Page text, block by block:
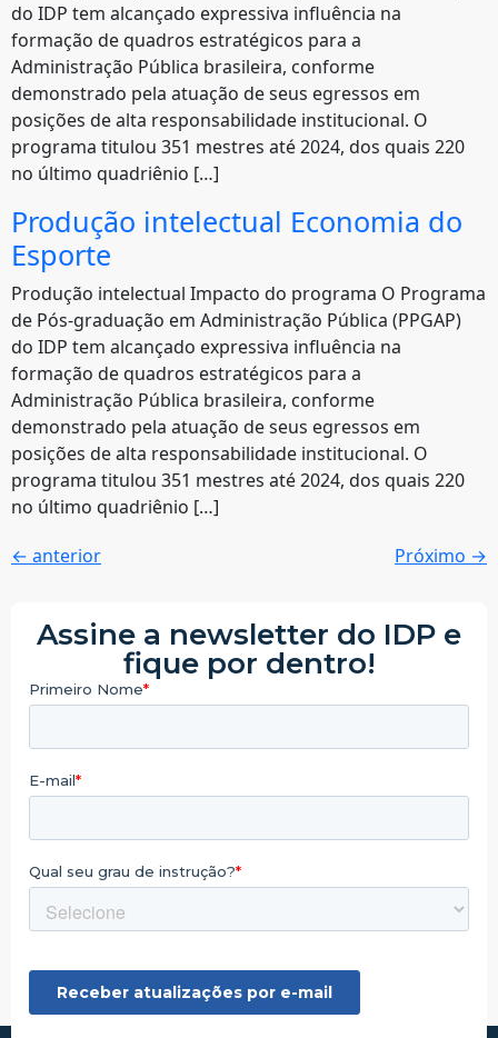
do IDP tem alcançado expressiva influência na
formação de quadros estratégicos para a
Administração Pública brasileira, conforme
demonstrado pela atuação de seus egressos em
posições de alta responsabilidade institucional. O
programa titulou 351 mestres até 2024, dos quais 220
no último quadriênio […]
Produção intelectual Economia do
Esporte
Produção intelectual Impacto do programa O Programa
de Pós-graduação em Administração Pública (PPGAP)
do IDP tem alcançado expressiva influência na
formação de quadros estratégicos para a
Administração Pública brasileira, conforme
demonstrado pela atuação de seus egressos em
posições de alta responsabilidade institucional. O
programa titulou 351 mestres até 2024, dos quais 220
no último quadriênio […]
← anterior Próximo →
Assine a newsletter do IDP e
fique por dentro!